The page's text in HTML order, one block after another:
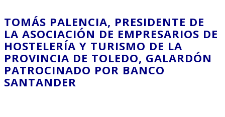
TOMÁS PALENCIA, PRESIDENTE DE
LA ASOCIACIÓN DE EMPRESARIOS DE
HOSTELERÍA Y TURISMO DE LA
PROVINCIA DE TOLEDO, GALARDÓN
PATROCINADO POR BANCO
SANTANDER